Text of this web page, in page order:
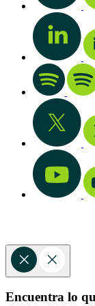
Encuentra lo